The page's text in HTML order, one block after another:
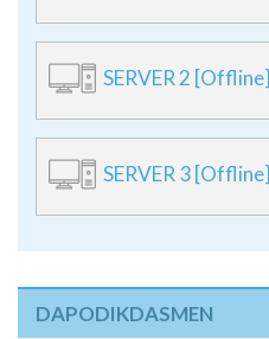
SERVER 2 [Offline]
SERVER 3 [Offline]
DAPODIKDASMEN